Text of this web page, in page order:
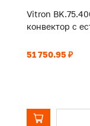
Vitron
конвектор с
51 750.95 ₽